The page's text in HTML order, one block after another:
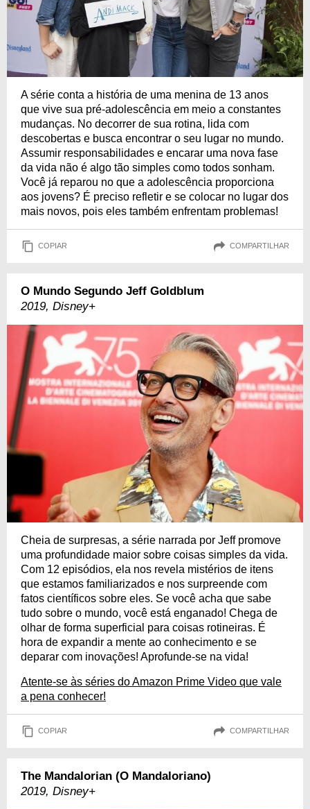
A série conta a história de uma menina de 13 anos
que vive sua pré-adolescência em meio a constantes
mudanças. No decorrer de sua rotina, lida com
descobertas e busca encontrar o seu lugar no mundo.
Assumir responsabilidades e encarar uma nova fase
da vida não é algo tão simples como todos sonham.
Você já reparou no que a adolescência proporciona
aos jovens? É preciso refletir e se colocar no lugar dos
mais novos, pois eles também enfrentam problemas!
COPIAR COMPARTILHAR
O Mundo Segundo Jeff Goldblum
2019, Disney+
Cheia de surpresas, a série narrada por Jeff promove
uma profundidade maior sobre coisas simples da vida.
Com 12 episódios, ela nos revela mistérios de itens
que estamos familiarizados e nos surpreende com
fatos científicos sobre eles. Se você acha que sabe
tudo sobre o mundo, você está enganado! Chega de
olhar de forma superficial para coisas rotineiras. É
hora de expandir a mente ao conhecimento e se
deparar com inovações! Aprofunde-se na vida!
Atente-se às séries do Amazon Prime Video que vale
a pena conhecer!
COPIAR COMPARTILHAR
The Mandalorian (O Mandaloriano)
2019, Disney+